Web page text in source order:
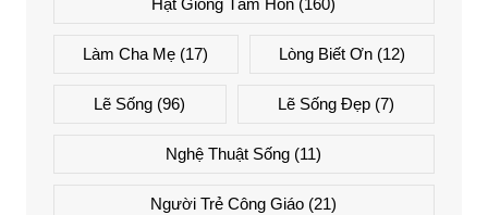
Hạt Giống Tâm Hồn (160)
Làm Cha Mẹ (17) Lòng Biết Ơn(12)
Lẽ Sống (96) Lẽ Sống Đẹp(7)
Nghệ Thuật Sống (11)
Người Trẻ Công Giáo (21)